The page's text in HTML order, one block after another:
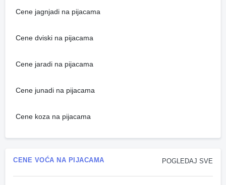
Cene jagnjadi na pijacama
Cene dviski na pijacama
Cene jaradi na pijacama
Cene junadi na pijacama
Cene koza na pijacama
POGLEDAJ SVE
CENE VOĆA NA PIJACAMA